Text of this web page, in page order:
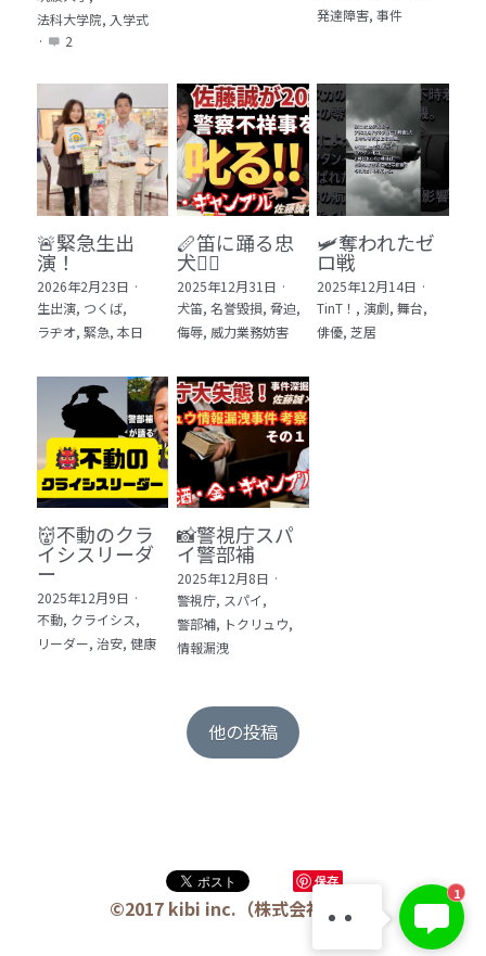
法科大学院, 入学式
·
2
発達障害, 事件
🚨緊急生出
演！
2026年2月23日 ·
生出演, つくば,
ラヂオ, 緊急, 本日
🪈笛に踊る忠
犬🐕‍🦺
2025年12月31日 ·
犬笛, 名誉毀損, 脅迫,
侮辱, 威力業務妨害
🛩️奪われたゼ
ロ戦
2025年12月14日 ·
TinT！, 演劇, 舞台,
俳優, 芝居
👹不動のクラ
イシスリーダ
ー
2025年12月9日 ·
不動, クライシス,
リーダー, 治安, 健康
📸警視庁スパ
イ警部補
2025年12月8日 ·
警視庁, スパイ,
警部補, トクリュウ,
情報漏洩
他の投稿
保存
©2017 kibi inc.（株式会社 kibi）
KIBI 榎本澄雄
お問い合わせは今すぐ👉
1